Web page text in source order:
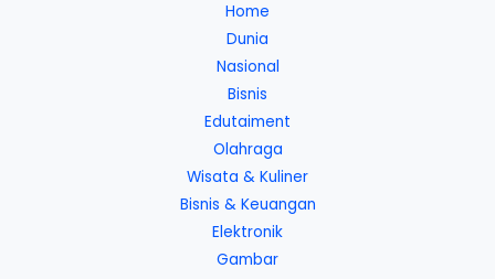
Home
Dunia
Nasional
Bisnis
Edutaiment
Olahraga
Wisata & Kuliner
Bisnis & Keuangan
Elektronik
Gambar